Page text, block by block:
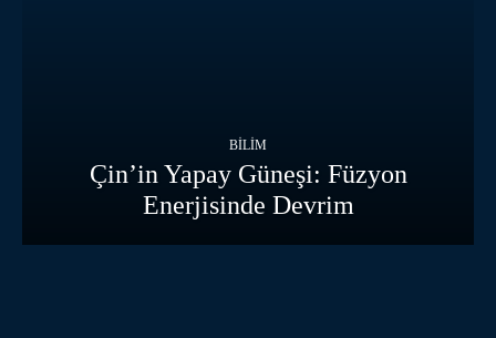
BILIM
Çin’in Yapay Güneşi: Füzyon
Enerjisinde Devrim